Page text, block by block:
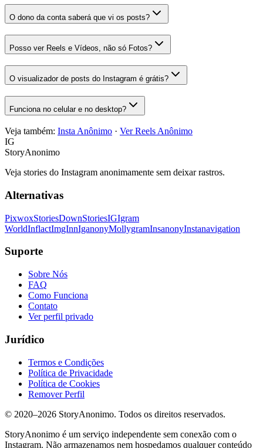
O dono da conta saberá que vi os posts?
Posso ver Reels e Vídeos, não só Fotos?
O visualizador de posts do Instagram é grátis?
Funciona no celular e no desktop?
Veja também: Insta Anônimo · Ver Reels Anônimo
IG
StoryAnonimo
Veja stories do Instagram anonimamente sem deixar rastros.
Alternativas
PixwoxStoriesDownStoriesIGIgram
WorldInflactImgInnIganonyMollygramInsanonyInstanavigation
Suporte
Sobre Nós
FAQ
Como Funciona
Contato
Ver perfil privado
Jurídico
Termos e Condições
Política de Privacidade
Política de Cookies
Remover Perfil
© 2020–2026 StoryAnonimo. Todos os direitos reservados.
StoryAnonimo é um serviço independente sem conexão com o
Instagram. Não armazenamos nem hospedamos qualquer conteúdo